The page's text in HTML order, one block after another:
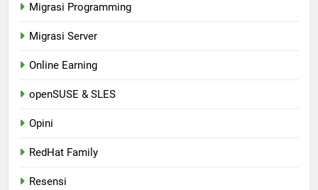
Migrasi Programming
Migrasi Server
Online Earning
openSUSE & SLES
Opini
RedHat Family
Resensi